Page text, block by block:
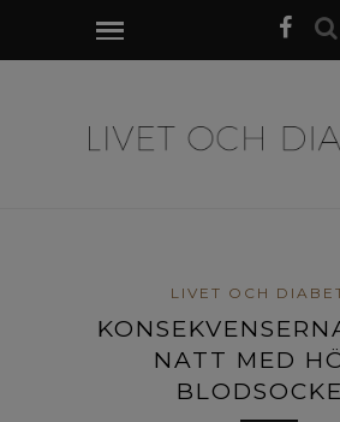
LIVET OCH
NATT MED